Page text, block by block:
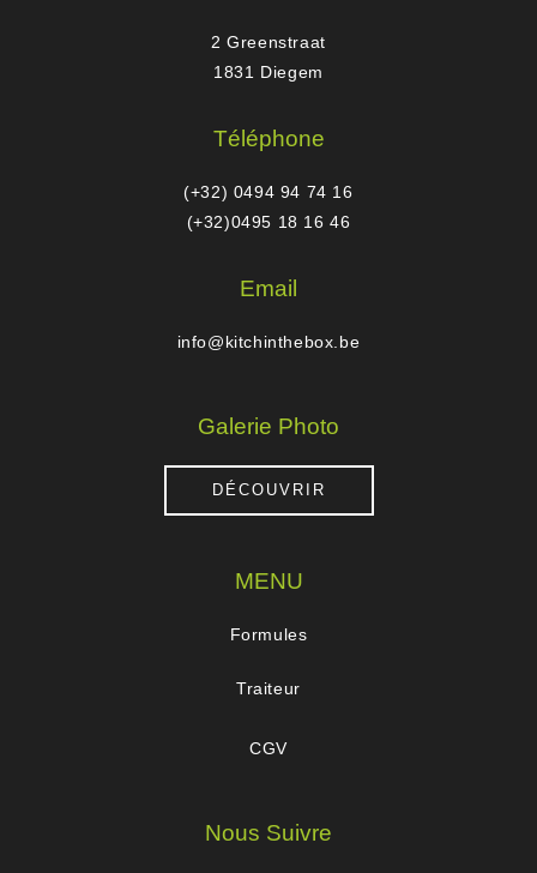
2 Greenstraat
1831 Diegem
Téléphone
(+32) 0494 94 74 16
(+32)0495 18 16 46
Email
info@kitchinthebox.be
Galerie Photo
DÉCOUVRIR
MENU
Formules
Traiteur
CGV
Nous Suivre